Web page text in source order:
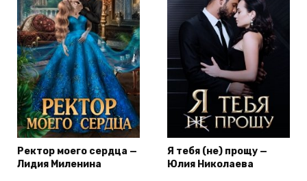
Ректор моего сердца —
Лидия Миленина
Я тебя (не) прощу —
Юлия Николаева